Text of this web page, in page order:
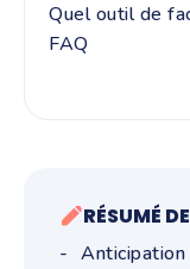
Quel outil de
FAQ
RÉSUMÉ
-